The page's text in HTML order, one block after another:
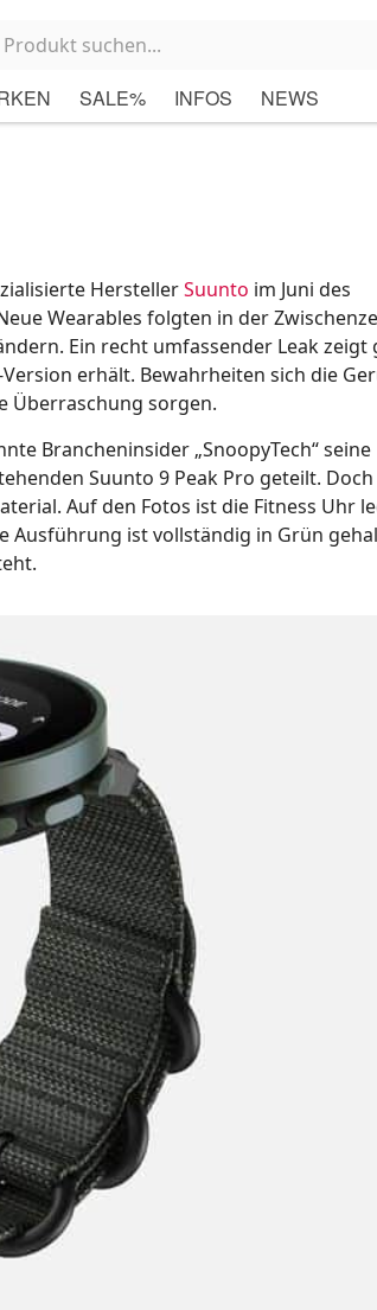
SALE% INFOS NEWS
HerstellerSuunto im Juni des
Wearables folgten in der
Ein recht umfassender Leak zeigt
erhält. Bewahrheiten sich die
Überraschung sorgen.
Brancheninsider „SnoopyTech“ seine
Suunto 9 Peak Pro geteilt.
Auf den Fotos ist die Fitness Uhr
Ausführung ist vollständig in Grün